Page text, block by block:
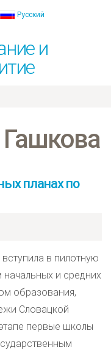
Русский
и
планах по
в пилотную
и средних
образования,
Словацкой
первые школы